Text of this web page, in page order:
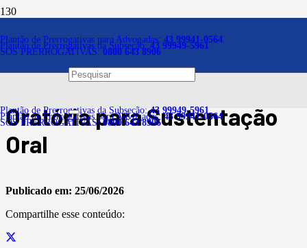
Plantão de Prerrogativas para Advogadas: 43 99941-0564
Plantão de Prerrogativas da Subseção:43 99949-5961
SOS PRERROGATIVAS:0800 643 8906
Plantão de Prerrogativas da Subseção:43 99949-5961
Plantão de Prerrogativas para Advogadas:43 99941-0564
SOS PRERROGATIVAS:0800 643 8906
OAB Londrina promove
curso presencial sobre
Oratória para Sustentação
Oral
Publicado em: 25/06/2026
Compartilhe esse conteúdo: